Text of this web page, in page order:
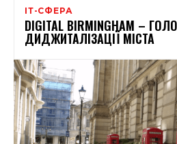
ІТ-СФЕРА
DIGITAL BIRMINGHAM –
ДИДЖИТАЛІЗАЦІЇ МІСТА